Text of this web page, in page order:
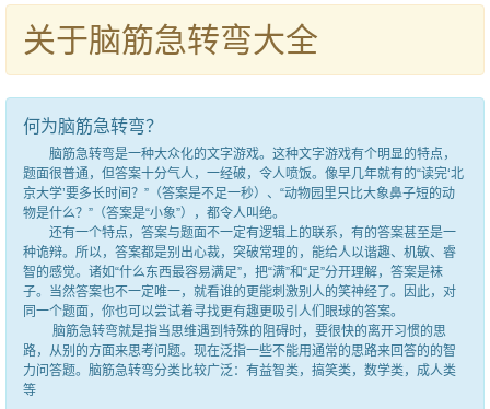
关于脑筋急转弯大全
何为脑筋急转弯？
脑筋急转弯是一种大众化的文字游戏。这种文字游戏有个明显的特点，
题面很普通，但答案十分气人，一经破，令人喷饭。像早几年就有的“读完‘北
京大学’要多长时间？”（答案是不足一秒）、“动物园里只比大象鼻子短的动
物是什么？”（答案是“小象”），都令人叫绝。
还有一个特点，答案与题面不一定有逻辑上的联系，有的答案甚至是一
种诡辩。所以，答案都是别出心裁，突破常理的，能给人以谐趣、机敏、睿
智的感觉。诸如“什么东西最容易满足”，把“满”和“足”分开理解，答案是袜
子。当然答案也不一定唯一，就看谁的更能刺激别人的笑神经了。因此，对
同一个题面，你也可以尝试着寻找更有趣更吸引人们眼球的答案。
脑筋急转弯就是指当思维遇到特殊的阻碍时，要很快的离开习惯的思
路，从别的方面来思考问题。现在泛指一些不能用通常的思路来回答的的智
力问答题。脑筋急转弯分类比较广泛：有益智类，搞笑类，数学类，成人类
等